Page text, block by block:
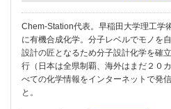
Chem-Station代表。早稲田大学理工学
に有機合成化学。分子レベルでモノを
設計の匠となるため分子設計化学を確
行（日本は全県制覇、海外はまだ２０
べての化学情報をインターネットで発
と。